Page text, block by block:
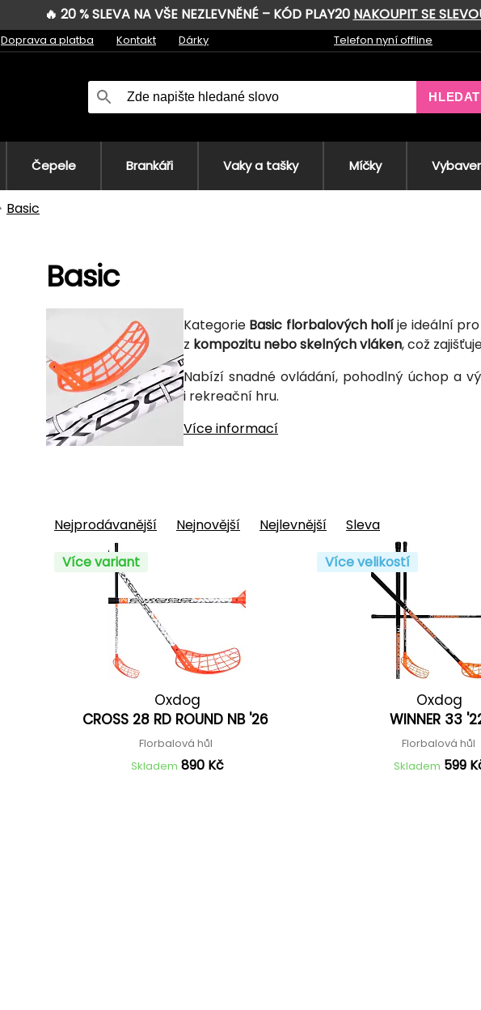
🔥 20 % SLEVA NA VŠE NEZLEVNĚNÉ – KÓD PLAY20 NAKOUPIT SE
Doprava a platba Kontakt Dárky Telefon nyní offline
HLEDAT
Čepele Brankáři Vaky a tašky Míčky
Basic
Basic
Kategorie Basic florbalových holíje ideální pro
z kompozitu nebo skelných vláken, což
Nabízí snadné ovládání, pohodlný úchop a
i rekreační hru.
Více informací
Nejprodávanější Nejnovější Nejlevnější Sleva
Více variant
Oxdog
CROSS 28 RD ROUND NB '26
Florbalová hůl
Skladem 890 Kč
Více velikostí
Oxdog
WINNER 33
Florbalová hůl
Skladem 599